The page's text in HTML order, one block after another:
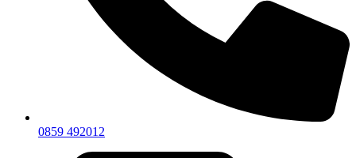
0859 492012